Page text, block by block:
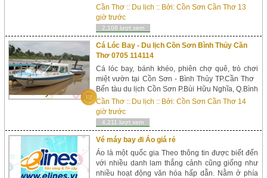
nơi đây sẽ không hoài phí! Là một người đam
mê du lịch, thích kh&aac...
Cần Thơ :: Du lịch :: Bởi:Cồn Sơn Cần Thơ 13
giờ trước
2,108 lượt xem
Cá Lóc Bay - Du lịch Cồn Sơn Bình Thủy Cần
Thơ 0705 114114
Cá lóc bay, bánh khéo, phiên chợ quê, trò chơi
miệt vườn tại Cồn Sơn - Bình Thủy TP.Cần Thơ
Bến tàu du lịch Cồn Sơn P.Bùi Hữu Nghĩa, Q.Bình
Thủy, TP.Cần Thơ HotLine: 0705 114114 Email:
kinhdoanh@dulichconsoncantho.com Website:
www...
Cần Thơ :: Du lịch :: Bởi:Cồn Sơn Cần Thơ 14
giờ trước
4,211 lượt xem
Vé máy bay đi Áo giá rẻ
Áo là một quốc gia Theo thông tin được biết đến
với nhiều danh lam thắng cảnh cũng giống như
nhiều hoạt động văn hóa hấp dẫn. Nằm ở phía